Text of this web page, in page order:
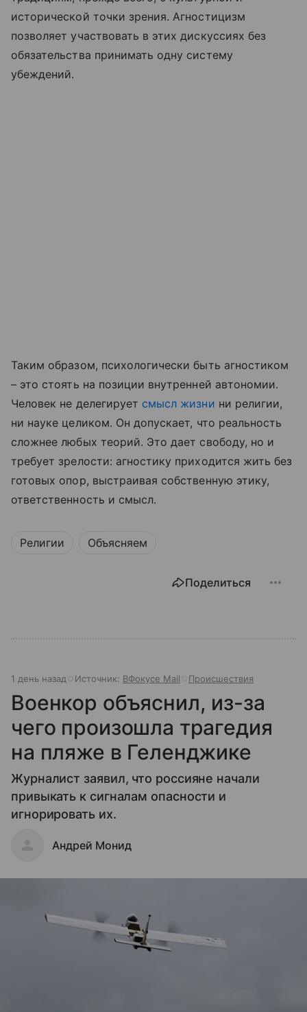
исторической точки зрения. Агностицизм
позволяет участвовать в этих дискуссиях без
обязательства принимать одну систему
убеждений.
Таким образом, психологически быть агностиком
– это стоять на позиции внутренней автономии.
Человек не делегирует смысл жизни ни религии,
ни науке целиком. Он допускает, что реальность
сложнее любых теорий. Это дает свободу, но и
требует зрелости: агностику приходится жить без
готовых опор, выстраивая собственную этику,
ответственность и смысл.
Религии Объясняем
Поделиться
1 день назад Источник: ВФокусе Mail Происшествия
Военкор объяснил, из-за
чего произошла трагедия
на пляже в Геленджике
Журналист заявил, что россияне начали
привыкать к сигналам опасности и
игнорировать их.
Андрей Монид